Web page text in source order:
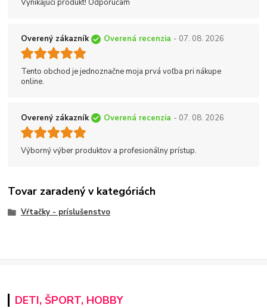
Vynikajúci produkt! Odporúčam
Overený zákazník Overená recenzia - 07. 08. 2026
Tento obchod je jednoznačne moja prvá voľba pri nákupe
online.
Overený zákazník Overená recenzia - 07. 08. 2026
Výborný výber produktov a profesionálny prístup.
Tovar zaradený v kategóriách
Vŕtačky - príslušenstvo
DETI, ŠPORT, HOBBY